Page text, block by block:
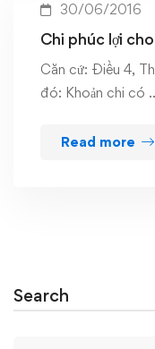
30/06/2016
Chi phúc lợi
Căn cứ: Điều 4,
đó: Khoản chi có
Read more
Search